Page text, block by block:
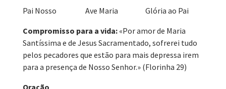
Pai Nosso Ave Maria Glória ao Pai
Compromisso para a vida:«Por amor de Maria
Santíssima e de Jesus Sacramentado, sofrerei tudo
pelos pecadores que estão para mais depressa irem
para a presença de Nosso Senhor.» (Florinha 29)
Oração